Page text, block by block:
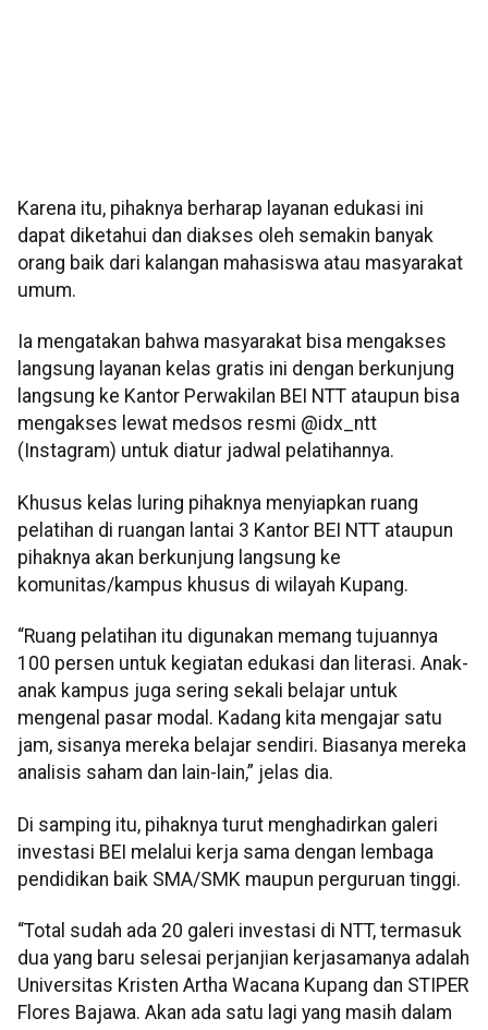
Karena itu, pihaknya berharap layanan edukasi ini
dapat diketahui dan diakses oleh semakin banyak
orang baik dari kalangan mahasiswa atau masyarakat
umum.
Ia mengatakan bahwa masyarakat bisa mengakses
langsung layanan kelas gratis ini dengan berkunjung
langsung ke Kantor Perwakilan BEI NTT ataupun bisa
mengakses lewat medsos resmi @idx_ntt
(Instagram) untuk diatur jadwal pelatihannya.
Khusus kelas luring pihaknya menyiapkan ruang
pelatihan di ruangan lantai 3 Kantor BEI NTT ataupun
pihaknya akan berkunjung langsung ke
komunitas/kampus khusus di wilayah Kupang.
“Ruang pelatihan itu digunakan memang tujuannya
100 persen untuk kegiatan edukasi dan literasi. Anak-
anak kampus juga sering sekali belajar untuk
mengenal pasar modal. Kadang kita mengajar satu
jam, sisanya mereka belajar sendiri. Biasanya mereka
analisis saham dan lain-lain,” jelas dia.
Di samping itu, pihaknya turut menghadirkan galeri
investasi BEI melalui kerja sama dengan lembaga
pendidikan baik SMA/SMK maupun perguruan tinggi.
“Total sudah ada 20 galeri investasi di NTT, termasuk
dua yang baru selesai perjanjian kerjasamanya adalah
Universitas Kristen Artha Wacana Kupang dan STIPER
Flores Bajawa. Akan ada satu lagi yang masih dalam